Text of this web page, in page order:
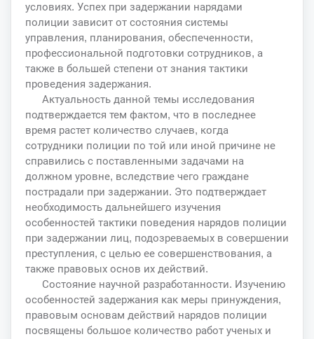
условиях. Успех при задержании нарядами
полиции зависит от состояния системы
управления, планирования, обеспеченности,
профессиональной подготовки сотрудников, а
также в большей степени от знания тактики
проведения задержания.
Актуальность данной темы исследования
подтверждается тем фактом, что в последнее
время растет количество случаев, когда
сотрудники полиции по той или иной причине не
справились с поставленными задачами на
должном уровне, вследствие чего граждане
пострадали при задержании. Это подтверждает
необходимость дальнейшего изучения
особенностей тактики поведения нарядов полиции
при задержании лиц, подозреваемых в совершении
преступления, с целью ее совершенствования, а
также правовых основ их действий.
Состояние научной разработанности. Изучению
особенностей задержания как меры принуждения,
правовым основам действий нарядов полиции
посвящены большое количество работ ученых и